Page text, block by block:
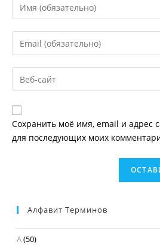
имя
или
имя
пользователя,
чтобы
Введите
email-
адрес,
чтобы
прокомментировать
Введите
веб-
сайта
(необязательно)
Сохранить моё имя, email и адрес
для последующих моих
Алфавит Терминов
А(50)